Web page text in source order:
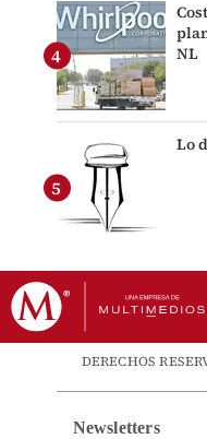
NL
Lo
DERECHOS
Newsletters